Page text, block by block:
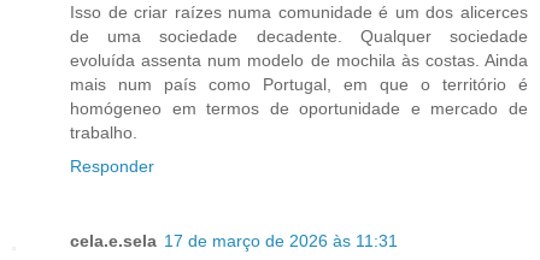
Isso de criar raízes numa comunidade é um dos alicerces
de uma sociedade decadente. Qualquer sociedade
evoluída assenta num modelo de mochila às costas. Ainda
mais num país como Portugal, em que o território é
homógeneo em termos de oportunidade e mercado de
trabalho.
Responder
cela.e.sela 17 de março de 2026 às 11:31